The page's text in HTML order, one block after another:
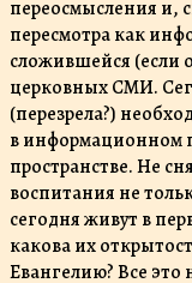
переосмысления и,
пересмотра как
сложившейся (если
церковных СМИ.
(перезрела?)
в информационном
пространстве. Не
воспитания не
сегодня живут в
какова их
Евангелию? Все